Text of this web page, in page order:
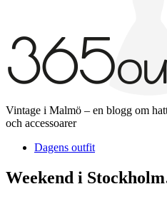
Vintage i Malmö – en blogg om
och accessoarer
Dagens outfit
Weekend i